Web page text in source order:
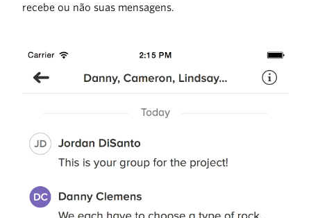
recebe ou não suas mensagens.